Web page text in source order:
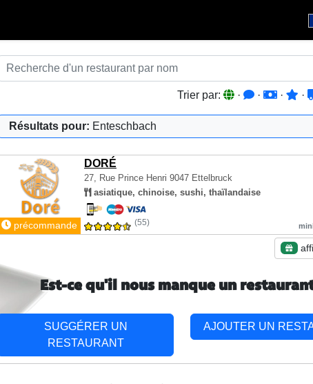
Trier par: · · · ·
Résultats pour: Enteschbach
DORÉ
27, Rue Prince Henri 9047 Ettelbruck
asiatique, chinoise, sushi, thaïlandaise
précommande (55)
Est-ce qu'il nous manque un
SUGGÉRER UN
RESTAURANT
AJOUTER UN